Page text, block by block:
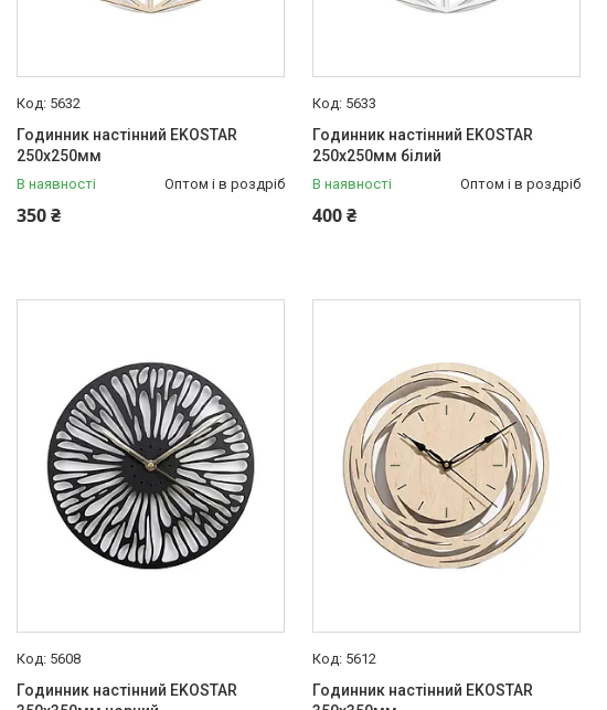
5632
Годинник настінний EKOSTAR
250х250мм
В наявності Оптом і в роздріб
350 ₴
5633
Годинник настінний EKOSTAR
250х250мм білий
В наявності Оптом і в роздріб
400 ₴
5608
Годинник настінний EKOSTAR
5612
Годинник настінний EKOSTAR